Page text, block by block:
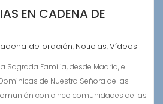
EN CADENA DE
de oración, Noticias,Vídeos
Sagrada Familia, desde Madrid, el
de Nuestra Señora de las
con cinco comunidades de las